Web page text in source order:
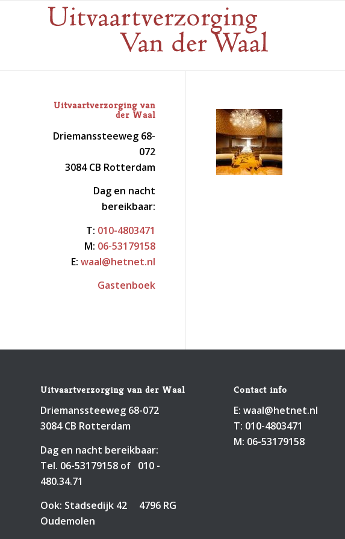
Uitvaartverzorging van
der Waal
Driemanssteeweg 68-
072
3084 CB Rotterdam
Dag en nacht
bereikbaar:
T: 010-4803471
M: 06-53179158
E: waal@hetnet.nl
Gastenboek
Uitvaartverzorging van der Waal
Driemanssteeweg 68-072
3084 CB Rotterdam
Dag en nacht bereikbaar:
Tel. 06-53179158 of 010 -
480.34.71
Ook: Stadsedijk 42 4796 RG
Oudemolen
Contact info
E: waal@hetnet.nl
T: 010-4803471
M: 06-53179158